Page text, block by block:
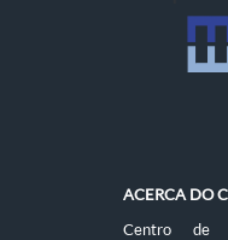
ACERCA DO
Centro de